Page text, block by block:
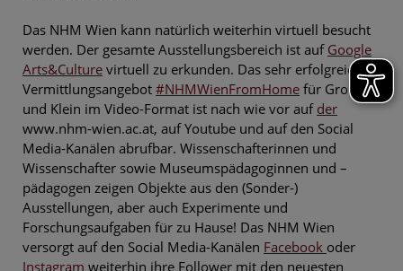
Das NHM Wien kann natürlich weiterhin virtuell besucht
werden. Der gesamte Ausstellungsbereich ist auf Google
Arts&Culture virtuell zu erkunden. Das sehr erfolgreiche
Vermittlungsangebot #NHMWienFromHome für Groß
und Klein im Video-Format ist nach wie vor auf der
www.nhm-wien.ac.at, auf Youtube und auf den Social
Media-Kanälen abrufbar. Wissenschafterinnen und
Wissenschafter sowie Museumspädagoginnen und –
pädagogen zeigen Objekte aus den (Sonder-)
Ausstellungen, aber auch Experimente und
Forschungsaufgaben für zu Hause! Das NHM Wien
versorgt auf den Social Media-Kanälen Facebook oder
Instagram weiterhin ihre Follower mit den neuesten